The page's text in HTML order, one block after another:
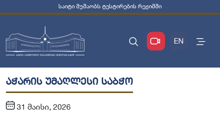
საიტი მუშაობს ტესტირების რეჟიმში
EN
აჭარის უმაღლესი საბჭო
31 მაისი, 2026